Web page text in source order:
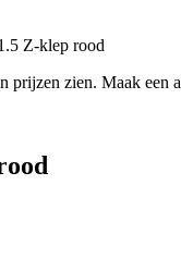
Z-klep rood
prijzen zien. Maak een